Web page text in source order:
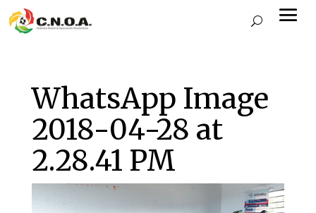
WhatsApp Image
2018-04-28 at
2.28.41 PM